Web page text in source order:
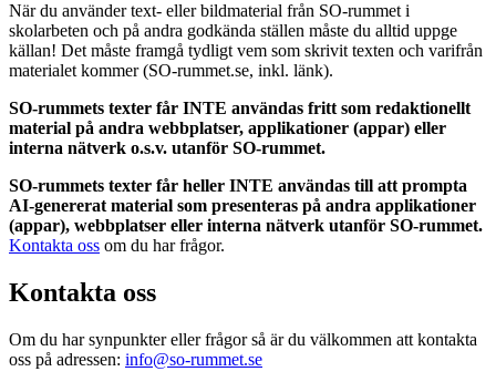
När du använder text- eller bildmaterial från SO-rummet i
skolarbeten och på andra godkända ställen måste du alltid uppge
källan! Det måste framgå tydligt vem som skrivit texten och varifrån
materialet kommer (SO-rummet.se, inkl. länk).
SO-rummets texter får INTE användas fritt som redaktionellt
material på andra webbplatser, applikationer (appar) eller
interna nätverk o.s.v. utanför SO-rummet.
SO-rummets texter får heller INTE användas till att prompta
AI-genererat material som presenteras på andra applikationer
(appar), webbplatser eller interna nätverk utanför SO-rummet.
Kontakta oss om du har frågor.
Kontakta oss
Om du har synpunkter eller frågor så är du välkommen att kontakta
oss på adressen: info@so-rummet.se